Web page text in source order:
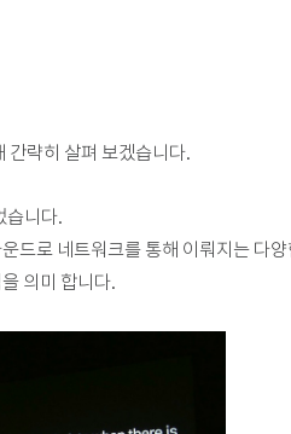
간략히 살펴 보겠습니다.
습니다.
드로 네트워크를 통해 이뤄지는 다양
의미 합니다.